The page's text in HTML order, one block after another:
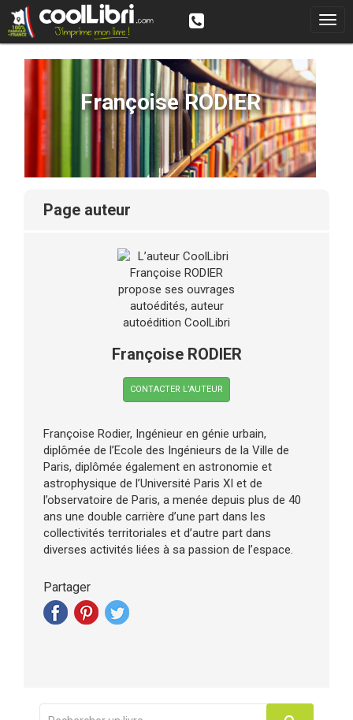
Françoise RODIER
page auteur
Françoise RODIER
CONTACTER L’AUTEUR
Françoise Rodier, Ingénieur en génie urbain,
diplômée de l’Ecole des Ingénieurs de la Ville de
Paris, diplômée également en astronomie et
astrophysique de l’Université Paris XI et de
l’observatoire de Paris, a menée depuis plus de 40
ans une double carrière d’une part dans les
collectivités territoriales et d’autre part dans
diverses activités liées à sa passion de l’espace.
Partager